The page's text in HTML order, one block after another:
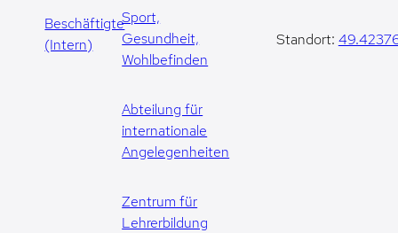
Beschäftigte
(Intern)
Sport,
Gesundheit,
Wohlbefinden
Abteilung für
internationale
Angelegenheiten
Zentrum für
Lehrerbildung
Standort: